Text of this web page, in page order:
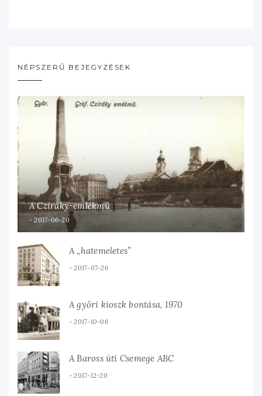
NÉPSZERŰ BEJEGYZÉSEK
A Cziráky-emlékmű
2017-06-20
A „hatemeletes”
2017-07-26
A győri kioszk bontása, 1970
2017-10-06
A Baross úti Csemege ABC
2017-12-20